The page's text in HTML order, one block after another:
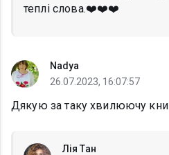
теплі слова.❤️❤️❤️
Nadya
26.07.2023, 16:07:57
Дякую за таку хвилюючу
Лія Тан